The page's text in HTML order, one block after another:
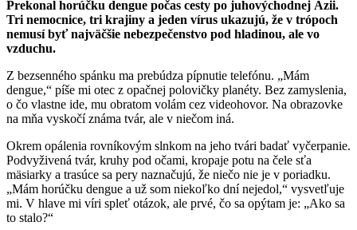
Prekonal horúčku dengue počas cesty po juhovýchodnej Ázii.
Tri nemocnice, tri krajiny a jeden vírus ukazujú, že v trópoch
nemusí byť najväčšie nebezpečenstvo pod hladinou, ale vo
vzduchu.
Z bezsenného spánku ma prebúdza pípnutie telefónu. „Mám
dengue,“ píše mi otec z opačnej polovičky planéty. Bez zamyslenia,
o čo vlastne ide, mu obratom volám cez videohovor. Na obrazovke
na mňa vyskočí známa tvár, ale v niečom iná.
Okrem opálenia rovníkovým slnkom na jeho tvári badať vyčerpanie.
Podvyživená tvár, kruhy pod očami, kropaje potu na čele sťa
mäsiarky a trasúce sa pery naznačujú, že niečo nie je v poriadku.
„Mám horúčku dengue a už som niekoľko dní nejedol,“ vysvetľuje
mi. V hlave mi víri spleť otázok, ale prvé, čo sa opýtam je: „Ako sa
to stalo?“